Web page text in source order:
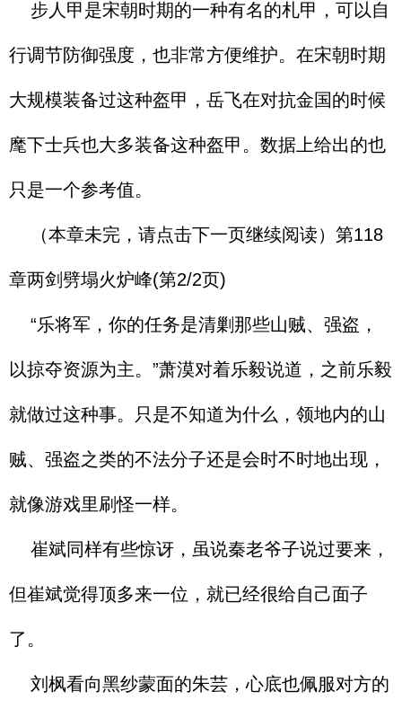
步人甲是宋朝时期的一种有名的札甲，可以自
行调节防御强度，也非常方便维护。在宋朝时期
大规模装备过这种盔甲，岳飞在对抗金国的时候
麾下士兵也大多装备这种盔甲。数据上给出的也
只是一个参考值。
（本章未完，请点击下一页继续阅读）第118
章两剑劈塌火炉峰(第2/2页)
“乐将军，你的任务是清剿那些山贼、强盗，
以掠夺资源为主。”萧漠对着乐毅说道，之前乐毅
就做过这种事。只是不知道为什么，领地内的山
贼、强盗之类的不法分子还是会时不时地出现，
就像游戏里刷怪一样。
崔斌同样有些惊讶，虽说秦老爷子说过要来，
但崔斌觉得顶多来一位，就已经很给自己面子
了。
刘枫看向黑纱蒙面的朱芸，心底也佩服对方的